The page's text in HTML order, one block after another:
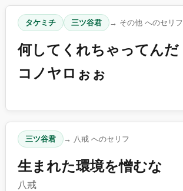
タケミチ 三ツ谷君 → その他 へのセリフ
何してくれちゃってんだ
コノヤロぉぉ
三ツ谷君 → 八戒 へのセリフ
生まれた環境を憎むな
八戒